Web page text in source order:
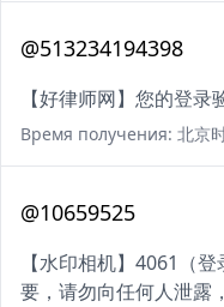
@513234194398
【好律师网】您的登录
Время получения: 北京
@10659525
【水印相机】4061（
要，请勿向任何人泄露